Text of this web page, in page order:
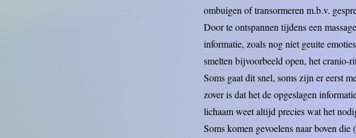
ombuigen of transormeren m.b.v.
Door te ontspannen tijdens een
informatie, zoals nog niet geuite
smelten bijvoorbeeld open, het cranio-
Soms gaat dit snel, soms zijn er eerst
zover is dat het de opgeslagen
lichaam weet altijd precies wat het
Soms komen gevoelens naar boven